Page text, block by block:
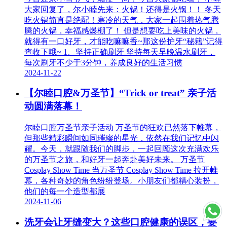
大家回复了，尔小睦先来：火锅！还得是火锅！！ 冬天
吃火锅简直是绝配！寒冷的天气，大家一起围着热气腾
腾的火锅，幸福感爆棚了！ 但是想要吃上美味的火锅，
就得有一口好牙，才能吃嘛嘛香~那这份护牙“秘籍”记得
查收下哦~ 1、坚持正确刷牙 坚持每天早晚温水刷牙，
每次刷牙不少于3分钟，养成良好的生活习惯
2024-11-22
【尔睦口腔&万圣节】“Trick or treat” 亲子活
动圆满落幕！
尔睦口腔万圣节亲子活动 万圣节的狂欢已然落下帷幕，
但那些精彩瞬间如同璀璨的星光，依然在我们记忆中闪
耀。今天，就跟随我们的脚步，一起回顾这次充满欢乐
的万圣节之旅，和好牙一起奔赴美好未来。 万圣节
Cosplay Show Time 当万圣节 Cosplay Show Time 拉开帷
幕，各种奇妙的角色纷纷登场。小朋友们都精心装扮，
他们的每一个造型都展
2024-11-06
洗牙会让牙缝变大？这些口腔健康的误区，要